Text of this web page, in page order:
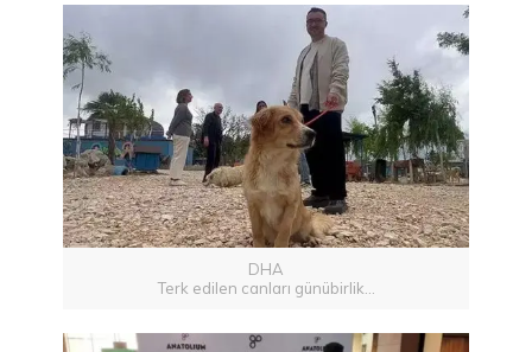
DHA
Terk edilen canları günübirlik...